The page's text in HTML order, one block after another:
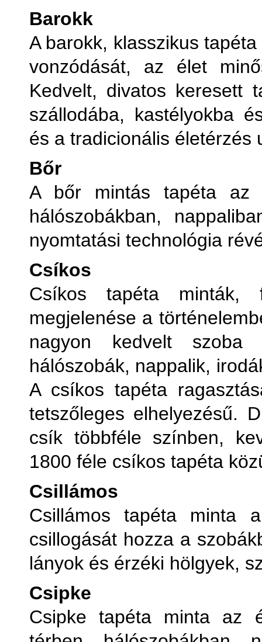
Barokk
A barokk, klasszikus
vonzódását, az élet
Kedvelt, divatos keresett
szállodába, kastélyokba
és a tradicionális életérzés
Bőr
A bőr mintás tapéta az
hálószobákban,
nyomtatási technológia
Csíkos
Csíkos tapéta minták,
megjelenése a
nagyon kedvelt szoba
hálószobák, nappalik,
A csíkos tapéta
tetszőleges elhelyezésű.
csík többféle színben,
1800 féle csíkos tapéta
Csillámos
Csillámos tapéta minta
csillogását hozza a
lányok és érzéki hölgyek,
Csipke
Csipke tapéta minta az